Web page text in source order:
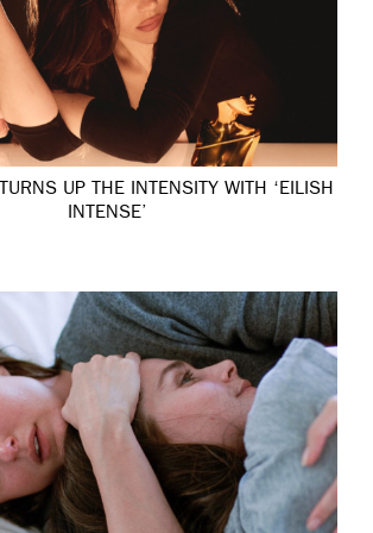
UP THE INTENSITY WITH ‘EILISH
INTENSE’